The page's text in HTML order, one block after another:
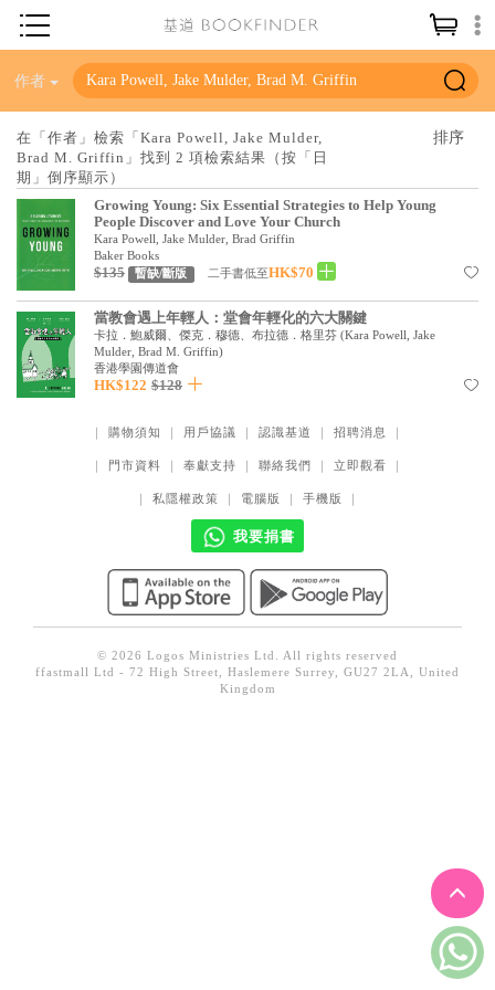
神學／教義
聖經
信仰入門
教會歷史
靈修／禱告
信徒生活
教會事工
分齡牧養
社會／倫理
哲學／宗教比較
童書
其他
作者
在「作者」檢索「Kara Powell, Jake Mulder,
Brad M. Griffin」找到 2 項檢索結果（按「日
期」倒序顯示）
Growing Young: Six Essential Strategies to Help Young
People Discover and Love Your Church
Kara Powell, Jake Mulder, Brad Griffin
Baker Books
$135 暫缺/斷版 二手書低至HK$70
當教會遇上年輕人：堂會年輕化的六大關鍵
卡拉．鮑威爾、傑克．穆德、布拉德．格里芬 (Kara Powell, Jake
Mulder, Brad M. Griffin)
香港學園傳道會
HK$122 $128
｜ 購物須知 ｜ 用戶協議 ｜ 認識基道 ｜ 招聘消息 ｜
｜ 門市資料 ｜ 奉獻支持 ｜ 聯絡我們 ｜ 立即觀看 ｜
｜ 私隱權政策 ｜ 電腦版 ｜ 手機版 ｜
我要捐書
© 2026 Logos Ministries Ltd. All rights reserved
ffastmall Ltd - 72 High Street, Haslemere Surrey, GU27 2LA, United
Kingdom